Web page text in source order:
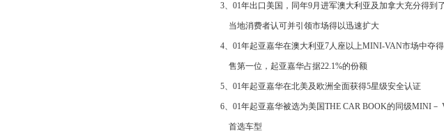
3、01年出口美国，同年9月进军澳大利亚及加拿大充分得到了
当地消费者认可并引领市场得以迅速扩大
4、01年起亚嘉华在澳大利亚7人座以上MINI-VAN市场中夺
售第一位，起亚嘉华占据22.1%的份额
5、01年起亚嘉华在北美及欧洲全面获得5星级安全认证
6、01年起亚嘉华被选为美国THE CAR BOOK的同级MINI－
首选车型